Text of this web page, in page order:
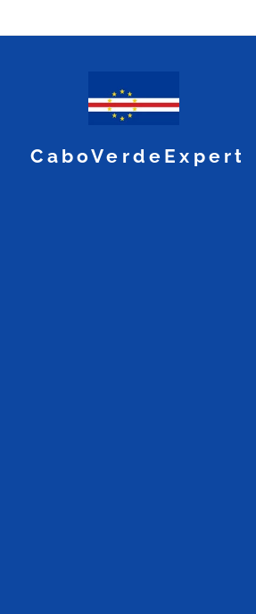
CaboVerdeExpert